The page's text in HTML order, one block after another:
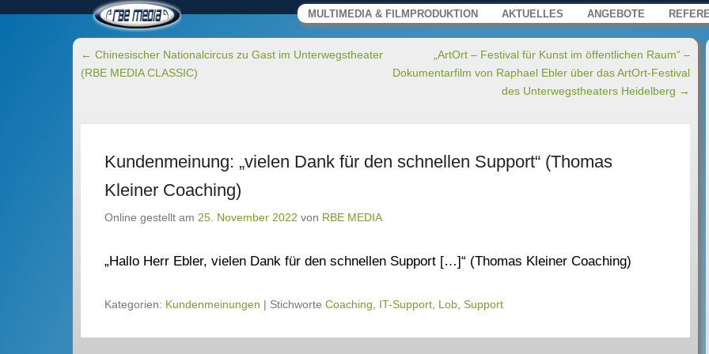
RBE MEDIA – Videos, Film und Multimedia für Web,
Primäres Menü
Zum Inhalt springen
MULTIMEDIA & FILMPRODUKTION AKTUELLES ANGEBOTE
Beitragsnavigation
← Chinesischer Nationalcircus zu Gast im Unterwegstheater
(RBE MEDIA CLASSIC)
„ArtOrt – Festival für Kunst im öffentlichen Raum“ –
Dokumentarfilm von Raphael Ebler über das ArtOrt-Festival
des Unterwegstheaters Heidelberg →
Kundenmeinung: „vielen Dank für den schnellen Support“ (Thomas
Kleiner Coaching)
Online gestellt am 25. November 2022 von RBE MEDIA
„Hallo Herr Ebler, vielen Dank für den schnellen Support […]“ (Thomas Kleiner Coaching)
Kategorien: Kundenmeinungen | Stichworte Coaching IT-Support Lob Support